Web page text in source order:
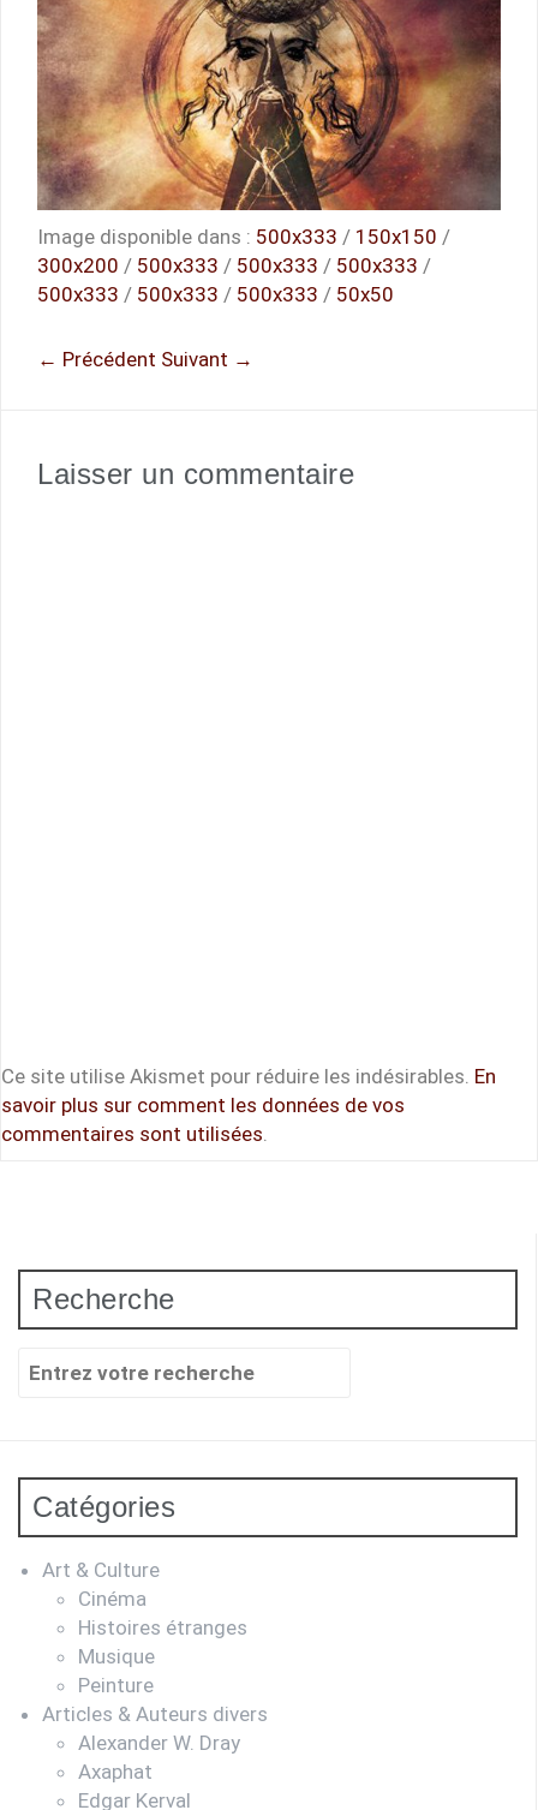
Image disponible dans : 500x333 / 150x150 /
300x200 / 500x333 / 500x333 / 500x333 /
500x333 / 500x333 / 500x333 / 50x50
← Précédent Suivant →
Laisser un commentaire
Ce site utilise Akismet pour réduire les indésirables. En
savoir plus sur comment les données de vos
commentaires sont utilisées
Recherche
Recherche
Catégories
Art & Culture
Cinéma
Histoires étranges
Musique
Peinture
Articles & Auteurs divers
Alexander W. Dray
Axaphat
Edgar Kerval